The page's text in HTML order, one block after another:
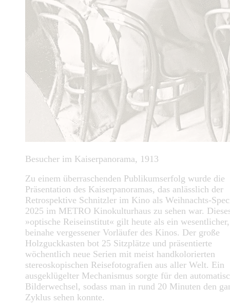
Besucher im Kaiserpanorama, 1913
Zu einem überraschenden Publikumserfolg wurde die
Präsentation des Kaiserpanoramas, das anlässlich der
Retrospektive Schnitzler im Kino als Weihnachts-
2025 im METRO Kinokulturhaus zu sehen war.
»optische Reiseinstitut« gilt heute als ein
beinahe vergessener Vorläufer des Kinos. Der große
Holzguckkasten bot 25 Sitzplätze und präsentierte
wöchentlich neue Serien mit meist handkolorierten
stereoskopischen Reisefotografien aus aller Welt. Ein
ausgeklügelter Mechanismus sorgte für den
Bilderwechsel, sodass man in rund 20 Minuten den
Zyklus sehen konnte.